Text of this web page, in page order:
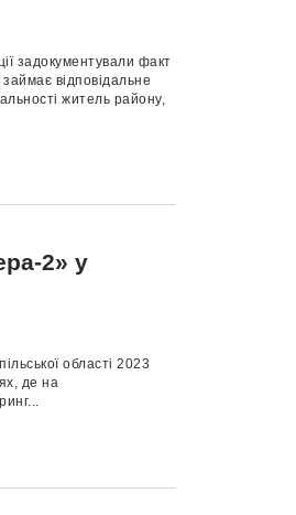
задокументували факт
відповідальне
житель району,
2» у
області 2023
де на